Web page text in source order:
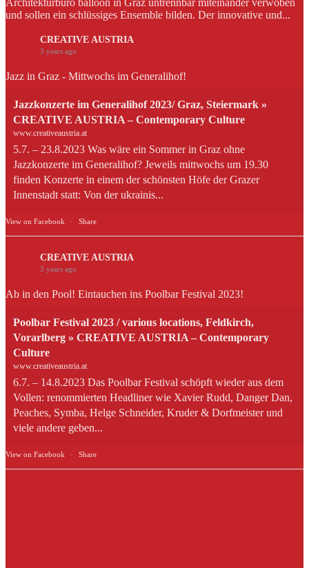
Architekturbüro balloon in Graz untrennbar miteinander verwoben
und sollen ein schlüssiges Ensemble bilden. Der innovative und...
CREATIVE AUSTRIA
3 years ago
Jazz in Graz - Mittwochs im Generalihof!
Jazzkonzerte im Generalihof 2023/ Graz, Steiermark »
CREATIVE AUSTRIA – Contemporary Culture
www.creativeaustria.at
5.7. – 23.8.2023 Was wäre ein Sommer in Graz ohne
Jazzkonzerte im Generalihof? Jeweils mittwochs um 19.30
finden Konzerte in einem der schönsten Höfe der Grazer
Innenstadt statt: Von der ukrainis...
View on Facebook · Share
CREATIVE AUSTRIA
3 years ago
Ab in den Pool! Eintauchen ins Poolbar Festival 2023!
Poolbar Festival 2023 / various locations, Feldkirch,
Vorarlberg » CREATIVE AUSTRIA – Contemporary
Culture
www.creativeaustria.at
6.7. – 14.8.2023 Das Poolbar Festival schöpft wieder aus dem
Vollen: renommierten Headliner wie Xavier Rudd, Danger Dan,
Peaches, Symba, Helge Schneider, Kruder & Dorfmeister und
viele andere geben...
View on Facebook · Share